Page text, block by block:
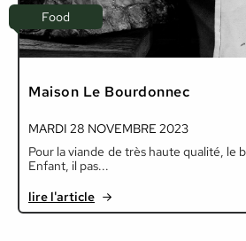
Food
Maison Le Bourdonnec
MARDI 28 NOVEMBRE 2023
Pour la viande de très haute qualité, le
Enfant, il pas...
lire l'article